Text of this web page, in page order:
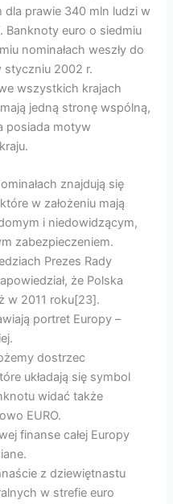
dla prawie 340 mln ludzi w
Banknoty euro o siedmiu
nominałach weszły do
2002 r.
wszystkich krajach
jedną stronę wspólną,
posiada motyw
znajdują się
w założeniu mają
i niedowidzącym,
zabezpieczeniem.
Prezes Rady
że Polska
w 2011 roku[23].
portret Europy –
dostrzec
układają się symbol
widać także
EURO.
finanse całej Europy
z dziewiętnastu
w strefie euro